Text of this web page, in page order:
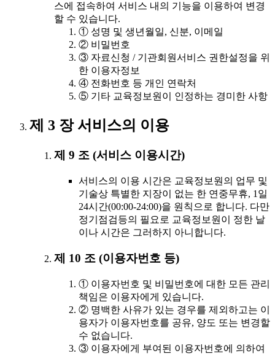
스에 접속하여 서비스 내의 기능을 이용하여 변경
할 수 있습니다.
① 성명 및 생년월일, 신분, 이메일
② 비밀번호
③ 자료신청 / 기관회원서비스 권한설정을 위
한 이용자정보
④ 전화번호 등 개인 연락처
⑤ 기타 교육정보원이 인정하는 경미한 사항
제 3 장 서비스의 이용
제 9 조 (서비스 이용시간)
서비스의 이용 시간은 교육정보원의 업무 및
기술상 특별한 지장이 없는 한 연중무휴, 1일
24시간(00:00-24:00)을 원칙으로 합니다. 다만
정기점검등의 필요로 교육정보원이 정한 날
이나 시간은 그러하지 아니합니다.
제 10 조 (이용자번호 등)
① 이용자번호 및 비밀번호에 대한 모든 관리
책임은 이용자에게 있습니다.
② 명백한 사유가 있는 경우를 제외하고는 이
용자가 이용자번호를 공유, 양도 또는 변경할
수 없습니다.
③ 이용자에게 부여된 이용자번호에 의하여